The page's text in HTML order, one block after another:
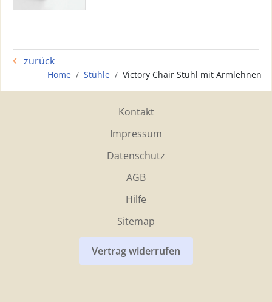
zurück
Home Stühle Victory Chair Stuhl mit Armlehnen
Kontakt
Impressum
Datenschutz
AGB
Hilfe
Sitemap
Vertrag widerrufen